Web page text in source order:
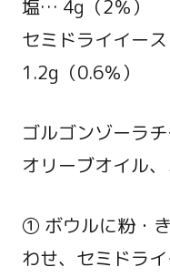
塩… 4g（2％）
セミドライイー
1.2g（0.6％）
ゴルゴンゾーラ
オリーブオイル
① ボウルに粉・
わせ、セミドラ